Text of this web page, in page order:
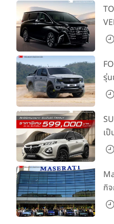
รายละเอียดของ Land Cruiser
สามคุณสมบัติหลักของ Land
1. ดีไซน์ภายในและภายนอกที่ผส
ความทันสมัย อันเป็นเอกลักษณ์ข
ลงตัว
พ
รุ่
เ
พ
ต้
เ
ขึ้
กิ